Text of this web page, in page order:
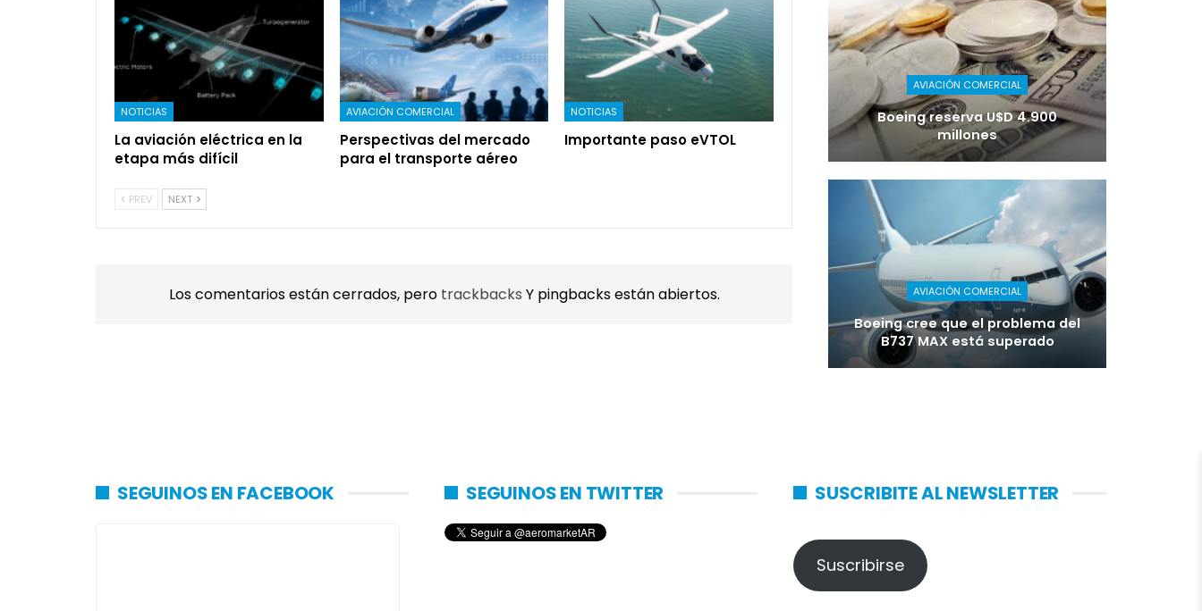
NOTICIAS
La aviación eléctrica en la
etapa más difícil
AVIACIÓN COMERCIAL
Perspectivas del mercado
para el transporte aéreo
NOTICIAS
Importante paso eVTOL
PREV NEXT
Los comentarios están cerrados, pero trackbacks Y pingbacks están abiertos.
AVIACIÓN COMERCIAL
Boeing reserva U$D 4.900
millones
AVIACIÓN COMERCIAL
Boeing cree que el problema del
B737 MAX está superado
SEGUINOS EN FACEBOOK SEGUINOS EN TWITTER SUSCRIBITE AL NEWSLETTER
Suscribirse